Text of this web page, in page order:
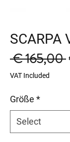
SCARPA
€ 165,00
VAT Included
Größe *